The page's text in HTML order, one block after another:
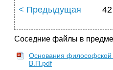
< Предыдущая
Соседние файлы в
Основания философской
В.П.pdf